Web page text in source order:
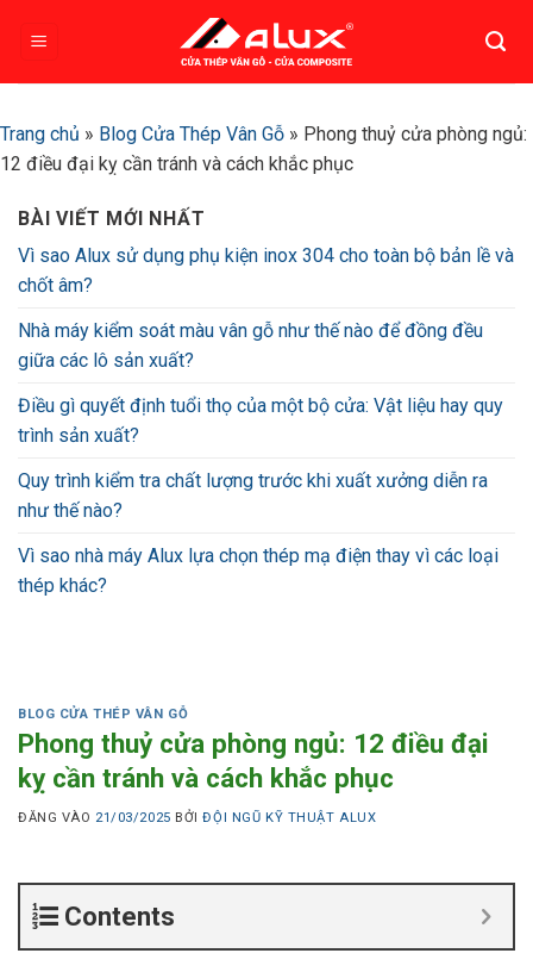
Trang chủ » Blog Cửa Thép Vân Gỗ » Phong thuỷ cửa phòng ngủ:
12 điều đại kỵ cần tránh và cách khắc phục
BÀI VIẾT MỚI NHẤT
Vì sao Alux sử dụng phụ kiện inox 304 cho toàn bộ bản lề và
chốt âm?
Nhà máy kiểm soát màu vân gỗ như thế nào để đồng đều
giữa các lô sản xuất?
Điều gì quyết định tuổi thọ của một bộ cửa: Vật liệu hay quy
trình sản xuất?
Quy trình kiểm tra chất lượng trước khi xuất xưởng diễn ra
như thế nào?
Vì sao nhà máy Alux lựa chọn thép mạ điện thay vì các loại
thép khác?
BLOG CỬA THÉP VÂN GỖ
Phong thuỷ cửa phòng ngủ: 12 điều đại
kỵ cần tránh và cách khắc phục
ĐĂNG VÀO 21/03/2025 BỞIĐỘI NGŨ KỸ THUẬT ALUX
Contents